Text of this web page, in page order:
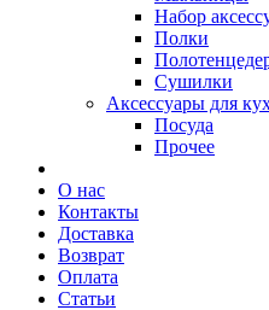
Набор
Полки
Сушилки
Аксессуары для
Посуда
Прочее
О нас
Контакты
Доставка
Возврат
Оплата
Статьи